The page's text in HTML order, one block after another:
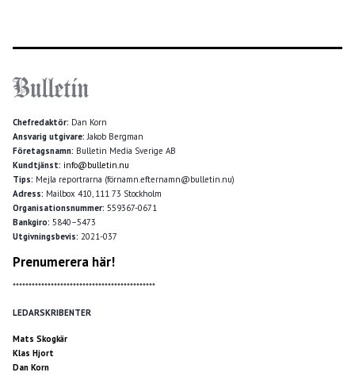
Chefredaktör: Dan Korn
Ansvarig utgivare:Jakob Bergman
Företagsnamn: Bulletin Media Sverige AB
Kundtjänst: info@bulletin.nu
Tips: Mejla reportrarna (förnamn.efternamn@bulletin.nu)
Adress: Mailbox 410, 111 73 Stockholm
Organisationsnummer: 559367-0671
Bankgiro: 5840–5473
Utgivningsbevis: 2021-037
Prenumerera här!
*********************************************
LEDARSKRIBENTER
Mats Skogkär
Klas Hjort
Dan Korn